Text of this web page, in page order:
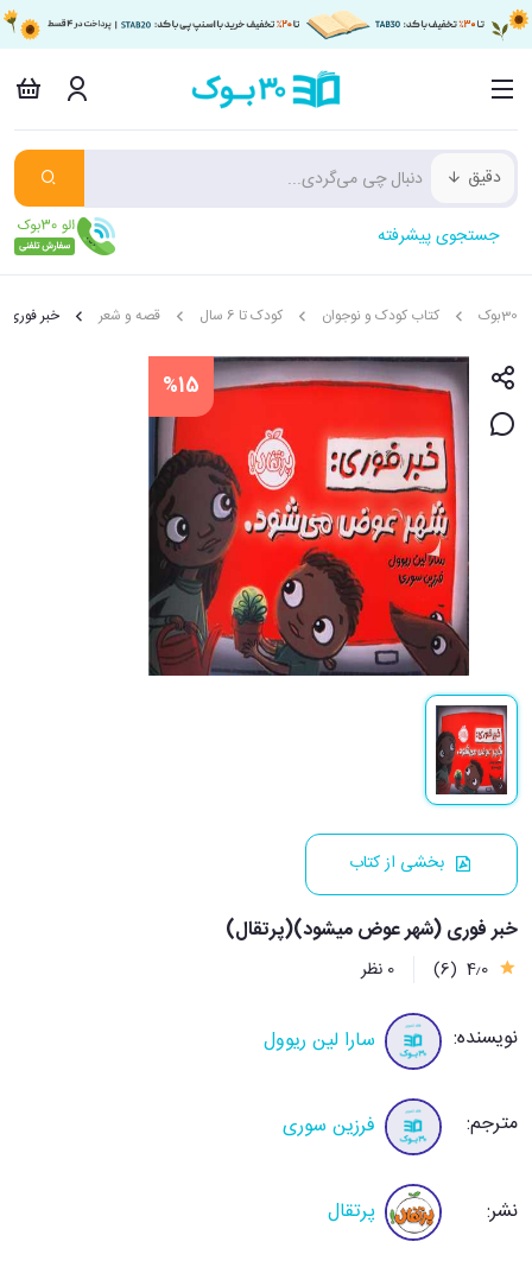
دقیق
جستجوی پیشرفته
30بوک کتاب کودک و نوجوان کودک تا 6 سال قصه و شعر خبر فوری
%15
بخشی از کتاب
خبر فوری (شهر عوض میشود)(پرتقال)
4٫0 (6) 0 نظر
نویسنده: سارا لین ریوول
مترجم: فرزین سوری
نشر: پرتقال